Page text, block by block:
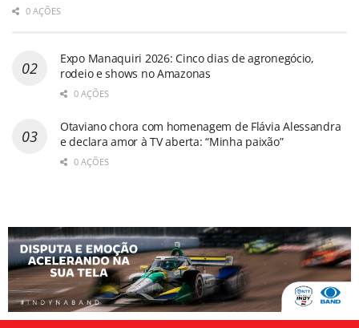
0 AÇÕES
Expo Manaquiri 2026: Cinco dias de agronegócio,
rodeio e shows no Amazonas
0 AÇÕES
Otaviano chora com homenagem de Flávia Alessandra
e declara amor à TV aberta: “Minha paixão”
0 AÇÕES